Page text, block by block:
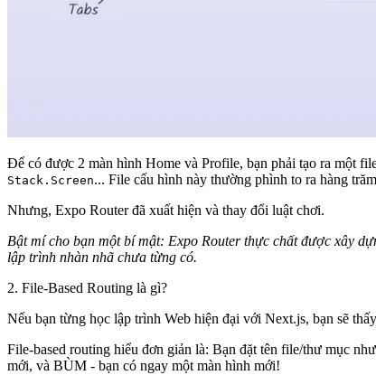
Để có được 2 màn hình Home và Profile, bạn phải tạo ra một
Stack.Screen... File cấu hình này thường phình to ra hàng
Nhưng, Expo Router đã xuất hiện và thay đổi luật chơi.
Bật mí cho bạn một bí mật: Expo Router thực chất được xây
lập trình nhàn nhã chưa từng có.
2. File-Based Routing là gì?
Nếu bạn từng học lập trình Web hiện đại với Next.js, bạn sẽ
File-based routing hiểu đơn giản là: Bạn đặt tên file/thư mục
mới, và BÙM - bạn có ngay một màn hình mới!